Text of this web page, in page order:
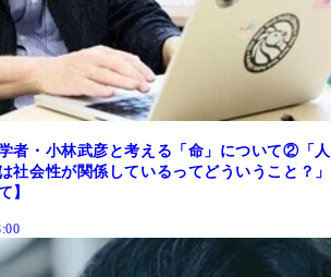
者・小林武彦と考える「命」について②「人
社会性が関係しているってどういうこと？」
】